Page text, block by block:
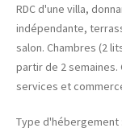
RDC d'une villa,
indépendante,
salon. Chambres (2
partir de 2 semaines.
services et
Type d'hébergement